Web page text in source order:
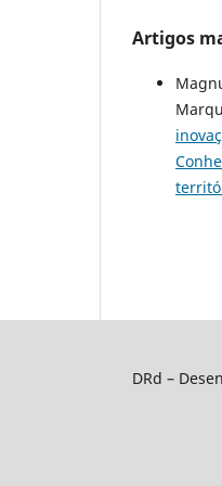
Artigos
DRd –